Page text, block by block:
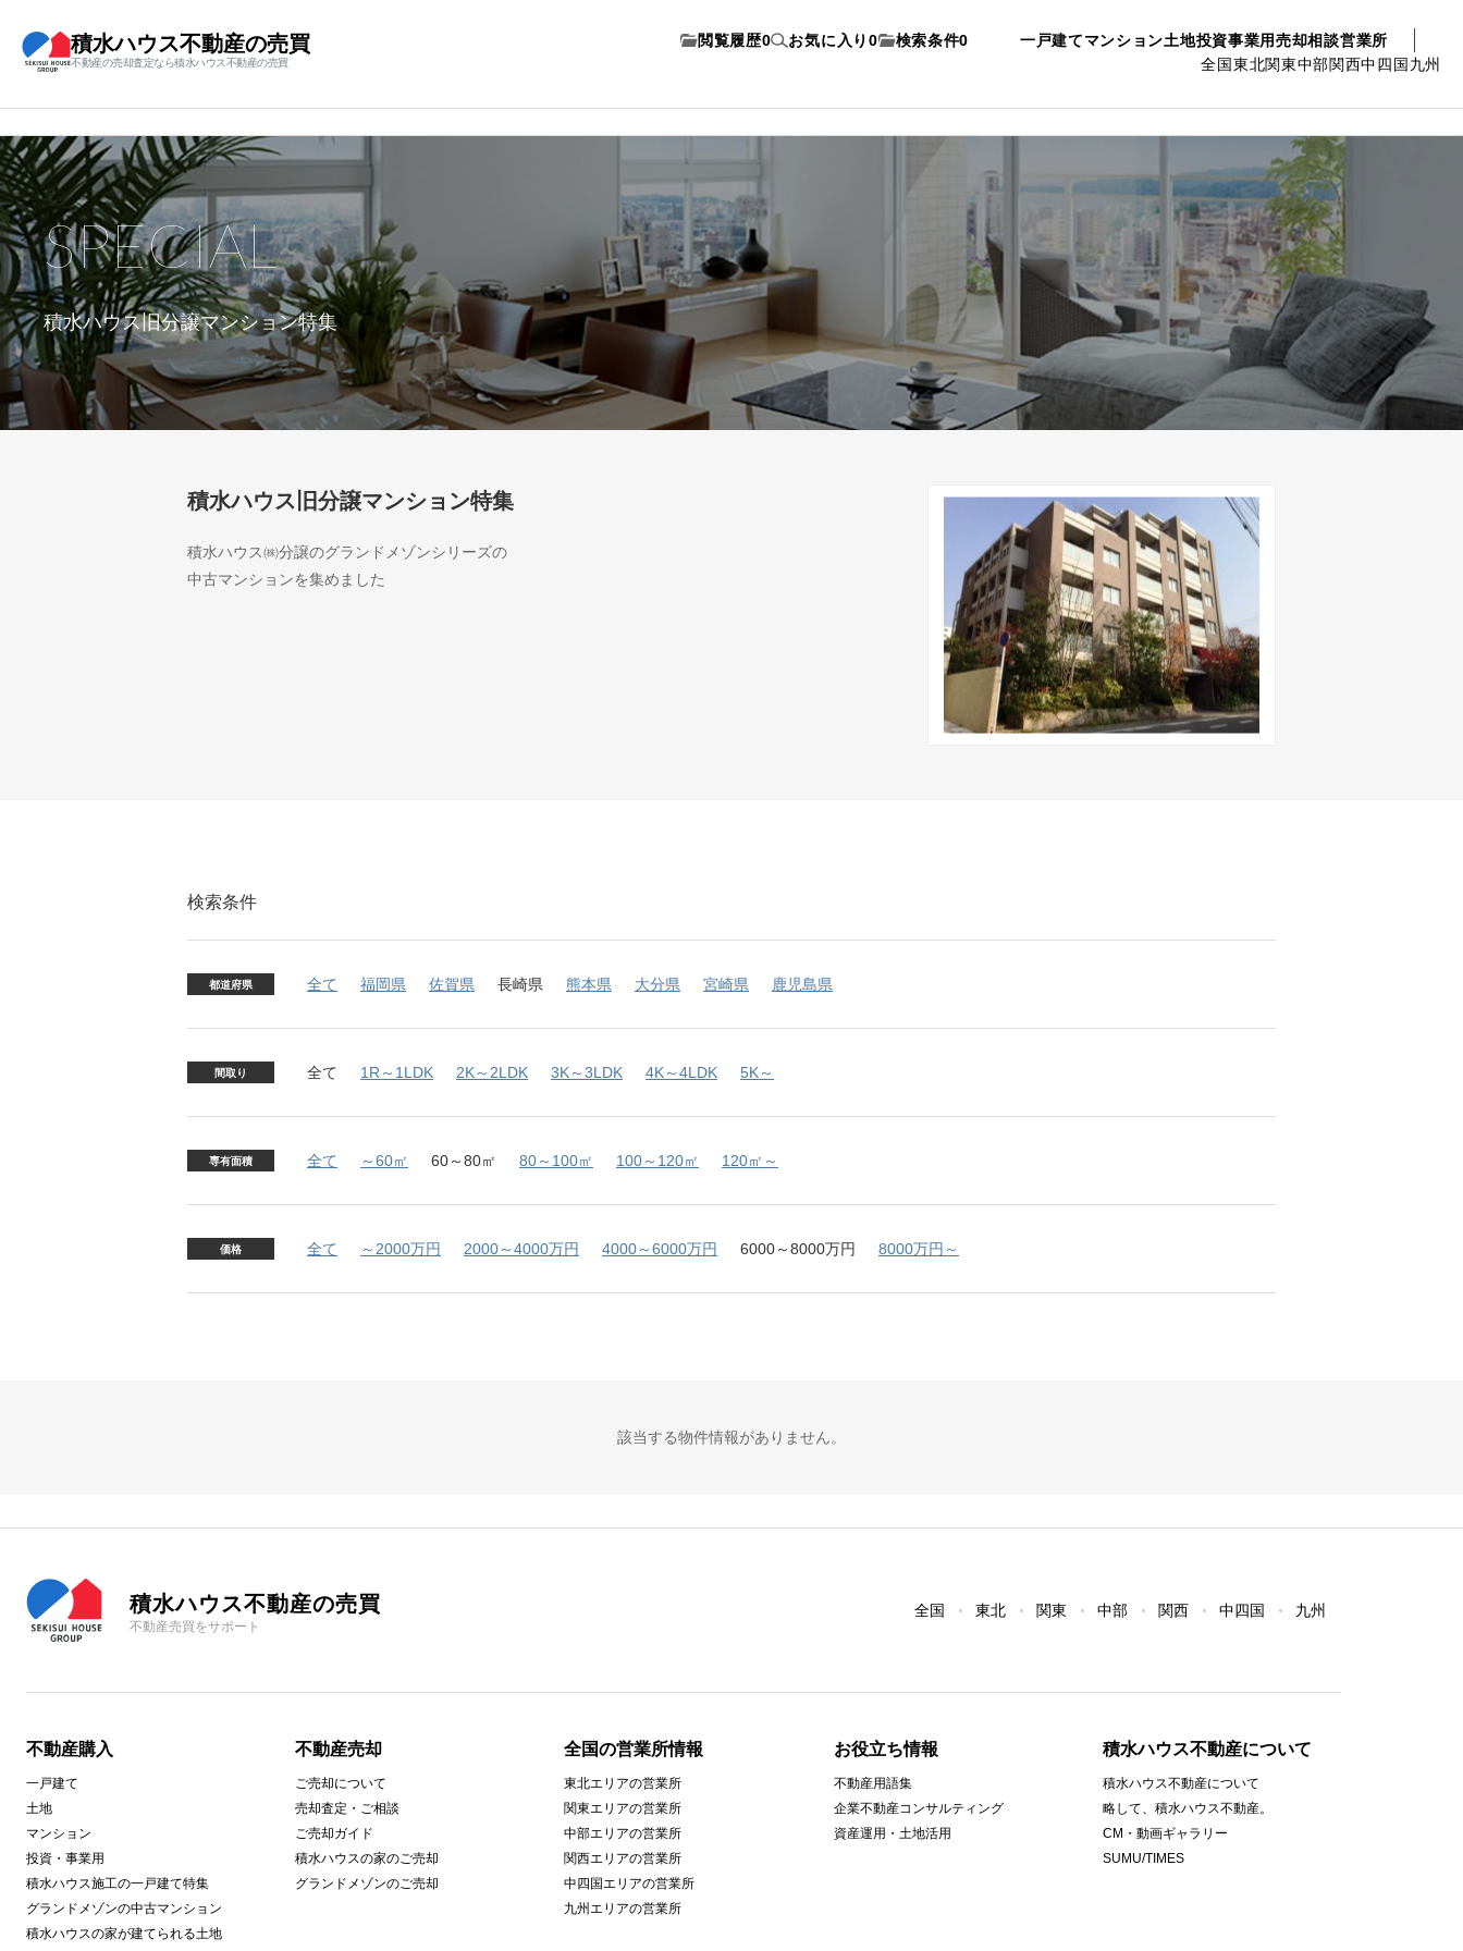
積水ハウス不動産の売買
不動産の売却査定なら積水ハウス不動産の売買
一戸建てマンション土地投資事業用売却相談営業所
全国東北関東中部関西中四国九州
閲覧履歴0 お気に入り 0 検索条件0
積水ハウス旧分譲マンション特集
SPECIAL
積水ハウス旧分譲マンション特集
積水ハウス㈱分譲のグランドメゾンシリーズの
中古マンションを集めました
検索条件
都道府県 全て 福岡県 佐賀県 長崎県 熊本県 大分県 宮崎県 鹿児島県
間取り 全て 1R～1LDK 2K～2LDK 3K～3LDK 4K～4LDK 5K～
専有面積 全て ～60㎡ 60～80㎡ 80～100㎡ 100～120㎡ 120㎡～
価格 全て ～2000万円 2000～4000万円 4000～6000万円 6000～8000万円 8000万円～
該当する物件情報がありません。
積水ハウス不動産の売買
不動産売買をサポート
全国 東北 関東 中部 関西 中四国 九州
不動産購入
一戸建て
土地
マンション
投資・事業用
積水ハウス施工の一戸建て特集
グランドメゾンの中古マンション
積水ハウスの家が建てられる土地
不動産売却
ご売却について
売却査定・ご相談
ご売却ガイド
積水ハウスの家のご売却
グランドメゾンのご売却
全国の営業所情報
東北エリアの営業所
関東エリアの営業所
中部エリアの営業所
関西エリアの営業所
中四国エリアの営業所
九州エリアの営業所
お役立ち情報
不動産用語集
企業不動産コンサルティング
資産運用・土地活用
積水ハウス不動産について
積水ハウス不動産について
略して、積水ハウス不動産。
CM・動画ギャラリー
SUMU/TIMES